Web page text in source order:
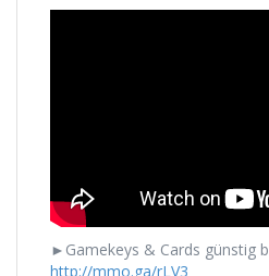
►Gamekeys & Cards günstig
http://mmo.ga/rLV3